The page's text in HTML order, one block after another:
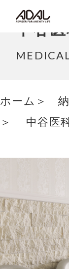
コラム
最新情
中谷
ホーム
中谷医